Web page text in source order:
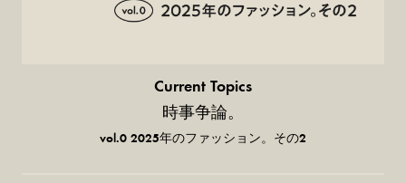
Current Topics
時事争論。
vol.0 2025年のファッション。その2